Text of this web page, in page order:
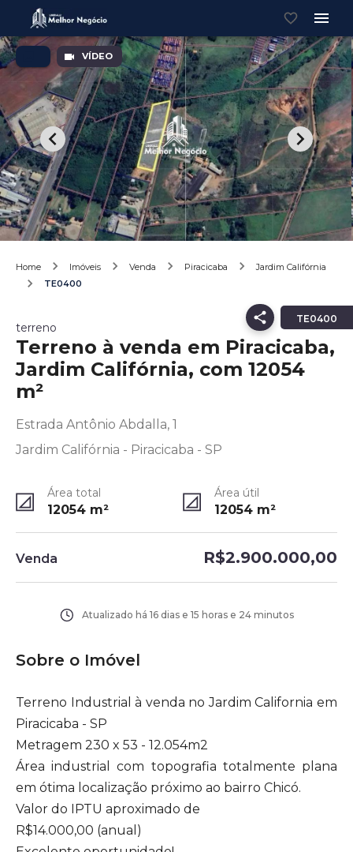
VÍDEO
Home Imóveis Venda Piracicaba
Jardim Califórnia
TE0400
TE0400
terreno
Terreno à venda em Piracicaba,
Jardim Califórnia, com 12054
m²
Estrada Antônio Abdalla, 1
Jardim Califórnia - Piracicaba - SP
Área total
12054 m²
Área útil
12054 m²
Venda R$2.900.000,00
Atualizado há 16 dias e 15 horas e 24 minutos
Sobre o Imóvel
Terreno Industrial à venda no Jardim California em
Piracicaba - SP
Metragem 230 x 53 - 12.054m2
Área industrial com topografia totalmente plana
em ótima localização próximo ao bairro Chicó.
Valor do IPTU aproximado de
R$14.000,00 (anual)